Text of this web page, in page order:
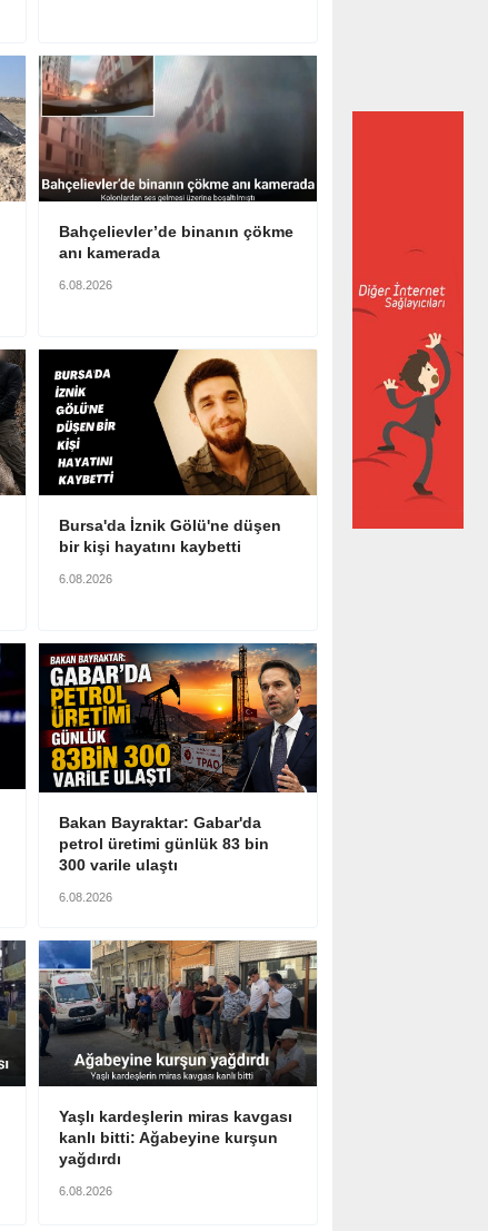
Bahçelievler’de binanın çökme
anı kamerada
6.08.2026
Bursa'da İznik Gölü'ne düşen
bir kişi hayatını kaybetti
6.08.2026
Bakan Bayraktar: Gabar'da
petrol üretimi günlük 83 bin
300 varile ulaştı
6.08.2026
Yaşlı kardeşlerin miras kavgası
kanlı bitti: Ağabeyine kurşun
yağdırdı
6.08.2026